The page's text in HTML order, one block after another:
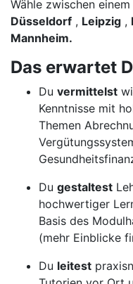
Wähle zwischen
Düsseldorf , Leipzig ,
Mannheim.
Das erwartet
Du vermittelst
Kenntnisse mit
Themen
Du gestaltest
hochwertiger
Basis des
(mehr Einblicke
Du leitest